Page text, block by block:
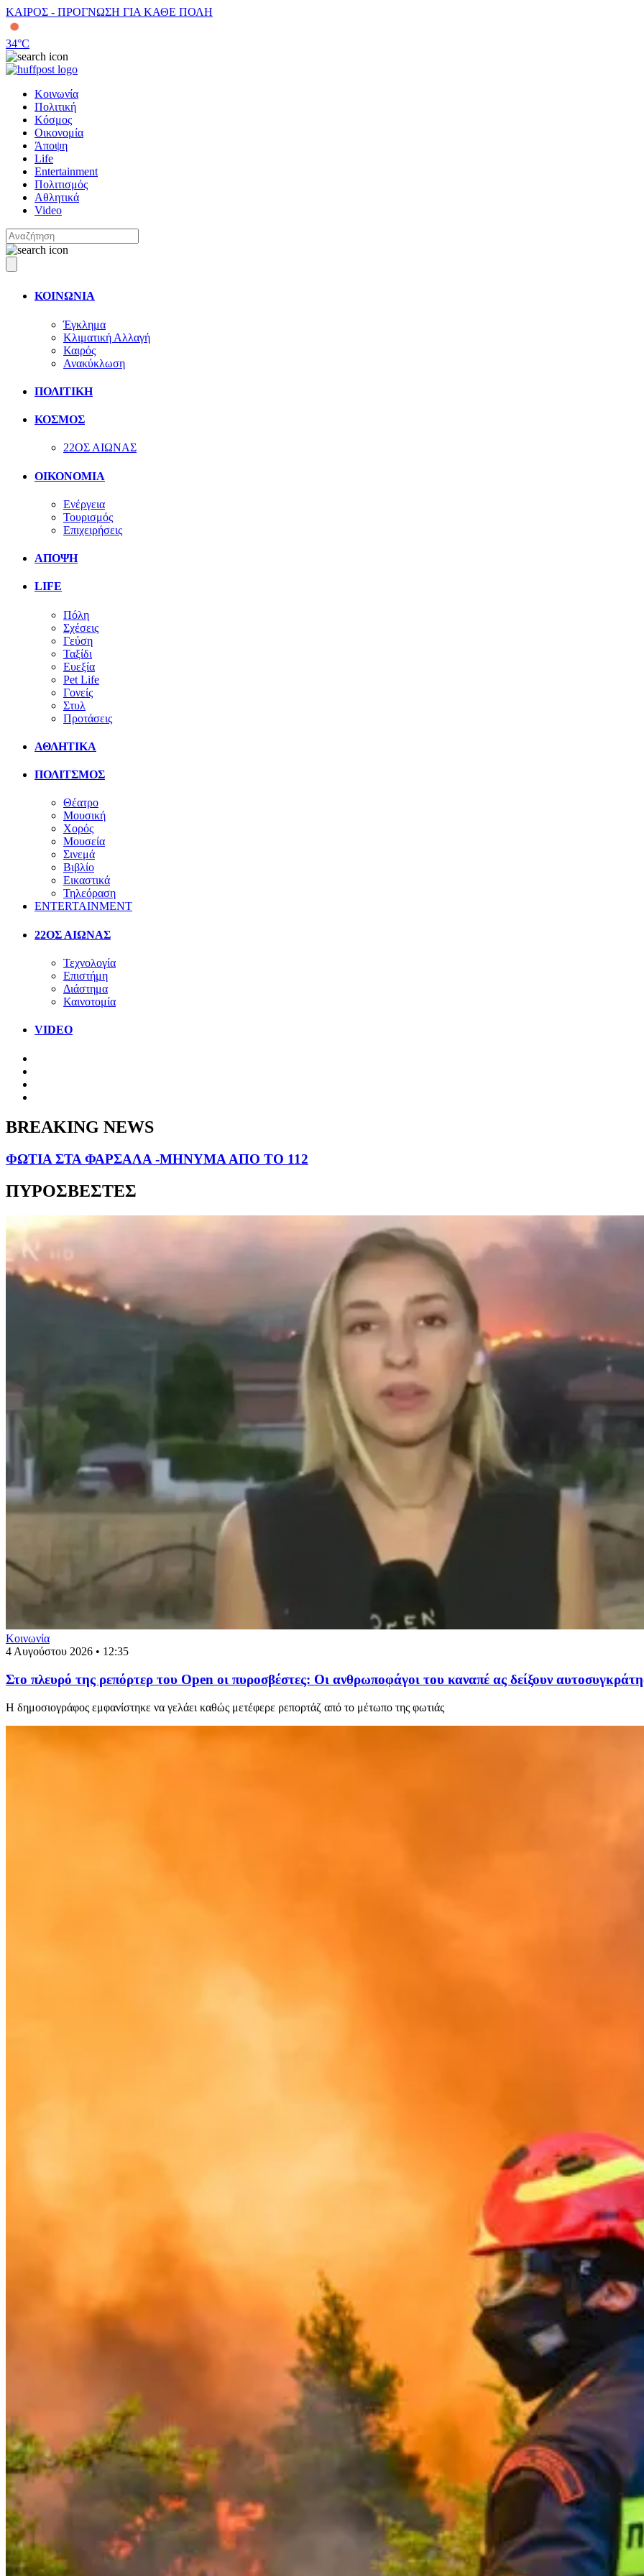
ΚΑΙΡΟΣ - ΠΡΟΓΝΩΣΗ ΓΙΑ ΚΑΘΕ ΠΟΛΗ
34°C
Κοινωνία
Πολιτική
Κόσμος
Οικονομία
Άποψη
Life
Entertainment
Πολιτισμός
Αθλητικά
Video
ΚΟΙΝΩΝΙΑ
Έγκλημα
Κλιματική Αλλαγή
Καιρός
Ανακύκλωση
ΠΟΛΙΤΙΚΗ
ΚΟΣΜΟΣ
22ΟΣ ΑΙΩΝΑΣ
ΟΙΚΟΝΟΜΙΑ
Ενέργεια
Τουρισμός
Επιχειρήσεις
ΑΠΟΨΗ
LIFE
Πόλη
Σχέσεις
Γεύση
Ταξίδι
Ευεξία
Pet Life
Γονείς
Στυλ
Προτάσεις
ΑΘΛΗΤΙΚΑ
ΠΟΛΙΤΣΜΟΣ
Θέατρο
Μουσική
Χορός
Μουσεία
Σινεμά
Βιβλίο
Εικαστικά
Τηλεόραση
ENTERTAINMENT
22ΟΣ ΑΙΩΝΑΣ
Τεχνολογία
Επιστήμη
Διάστημα
Καινοτομία
VIDEO
BREAKING NEWS
ΦΩΤΙΑ ΣΤΑ ΦΑΡΣΑΛΑ -ΜΗΝΥΜΑ ΑΠΟ ΤΟ 112
ΠΥΡΟΣΒΕΣΤΕΣ
Κοινωνία
4 Αυγούστου 2026 • 12:35
Στο πλευρό της ρεπόρτερ του Open οι πυροσβέστες: Οι ανθρωποφάγοι του καναπέ ας δείξουν
Η δημοσιογράφος εμφανίστηκε να γελάει καθώς μετέφερε ρεπορτάζ από το μέτωπο της φωτιάς